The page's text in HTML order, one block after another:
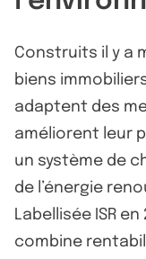
Construits il y a
biens
adaptent des
améliorent leur
un système de
de l’énergie
Labellisée ISR
combine